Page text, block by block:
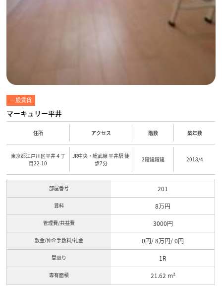
一般賃貸
マーキュリー平井
住所 アクセス 階数 築年数
東京都江戸川区平井４丁
目22-10
JR中央・総武線 平井駅 徒
歩7分
2階建階建 2018/4
部屋番号
賃料
管理費/共益費
敷金/仲介手数料/礼金
間取り
専有面積
201
8万円
3000円
0円/ 8万円/ 0円
1R
21.62 m²